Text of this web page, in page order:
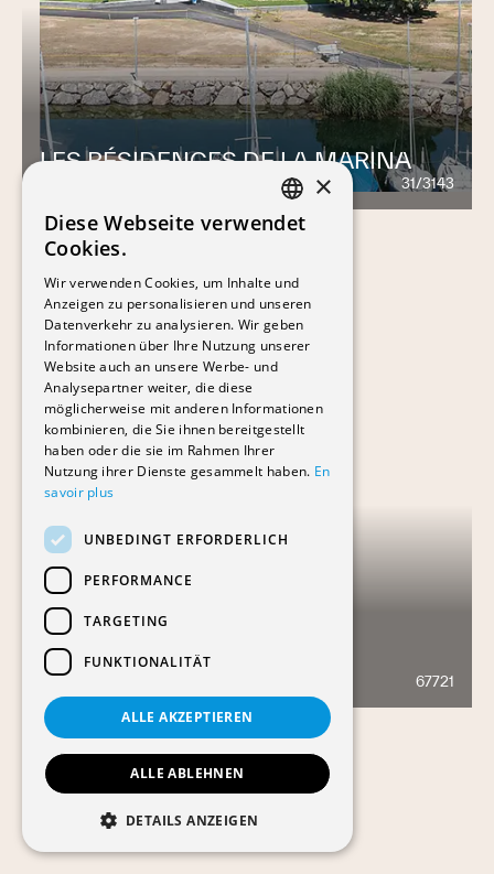
LES RÉSIDENCES DE LA MARINA
31/3143
MAUVERNEY 2
67721
FRENCH
×
Diese Webseite verwendet
Cookies.
Wir verwenden Cookies, um Inhalte und
Anzeigen zu personalisieren und unseren
Datenverkehr zu analysieren. Wir geben
Informationen über Ihre Nutzung unserer
Website auch an unsere Werbe- und
Analysepartner weiter, die diese
möglicherweise mit anderen Informationen
kombinieren, die Sie ihnen bereitgestellt
haben oder die sie im Rahmen Ihrer
Nutzung ihrer Dienste gesammelt haben. En
savoir plus
UNBEDINGT ERFORDERLICH
PERFORMANCE
TARGETING
FUNKTIONALITÄT
ALLE AKZEPTIEREN
ALLE ABLEHNEN
DETAILS ANZEIGEN